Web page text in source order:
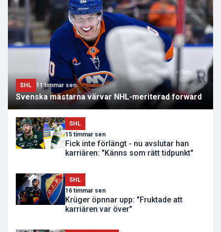
SHL 11 timmar sen
Svenska mästarna värvar NHL-meriterad forward
SHL
15 timmar sen
Fick inte förlängt - nu avslutar han
karriären: "Känns som rätt tidpunkt"
SHL
16 timmar sen
Krüger öpnnar upp: "Fruktade att
karriären var över"